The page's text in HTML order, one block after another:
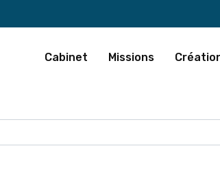
Cabinet Missions